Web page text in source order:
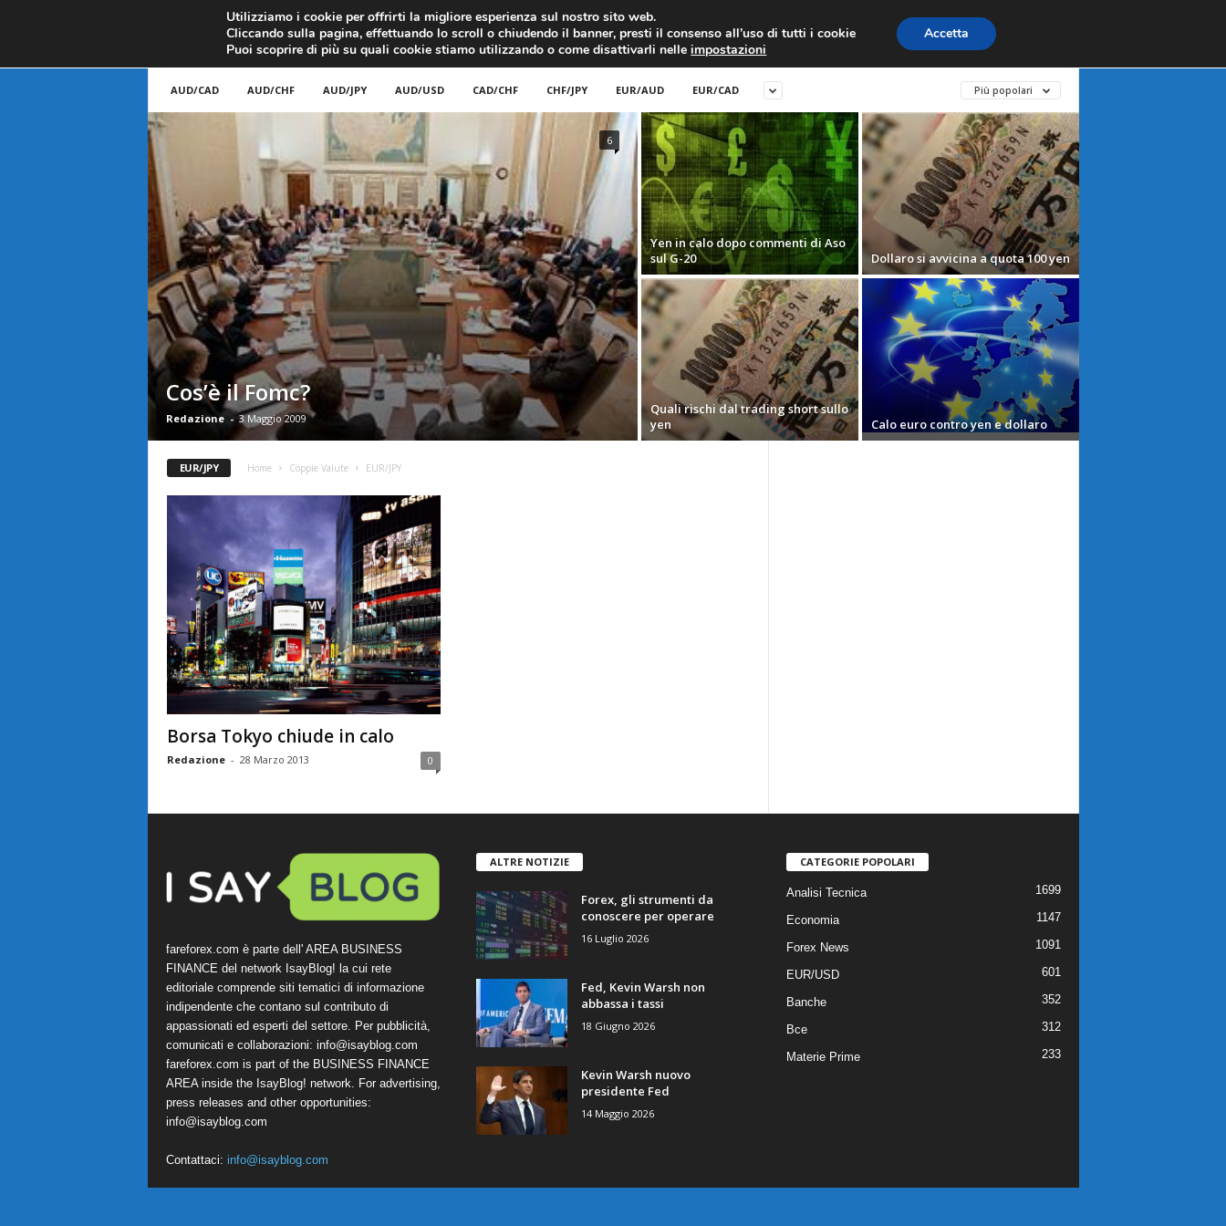
CANDELE GIAPPONESI ECONOMIA FOREX GRATIS FOREX NEWS FOREX SIGNALS FOREX TRADING
F
F
o
r
e
ANALISI TECNICA EURO/DOLLARO ECONOMIA FOREX NEWS
AUD/CAD AUD/CHF AUD/JPY AUD/USD CAD/CHF CHF/JPY EUR/AUD EUR/CAD Più popolari
Cos’è il Fomc?
Redazione - 3 Maggio 2009
6
Yen in calo dopo commenti di Aso
sul G-20
Dollaro si avvicina a quota 100 yen
Quali rischi dal trading short sullo
yen
Calo euro contro yen e dollaro
EUR/JPY Home Coppie Valute EUR/JPY
Borsa Tokyo chiude in calo
Redazione - 28 Marzo 2013 0
fareforex.com è parte dell' AREA BUSINESS
FINANCE del network IsayBlog! la cui rete
editoriale comprende siti tematici di informazione
indipendente che contano sul contributo di
appassionati ed esperti del settore. Per pubblicità,
comunicati e collaborazioni: info@isayblog.com
fareforex.com is part of the BUSINESS FINANCE
AREA inside the IsayBlog! network. For advertising,
press releases and other opportunities:
info@isayblog.com
Contattaci: info@isayblog.com
ALTRE NOTIZIE
Forex, gli strumenti da
conoscere per operare
16 Luglio 2026
Fed, Kevin Warsh non
abbassa i tassi
18 Giugno 2026
Kevin Warsh nuovo
presidente Fed
14 Maggio 2026
CATEGORIE POPOLARI
Analisi Tecnica 1699
Economia 1147
Forex News 1091
EUR/USD 601
Banche 352
Bce 312
Materie Prime 233
Utilizziamo i cookie per offrirti la migliore esperienza sul nostro sito web.
Cliccando sulla pagina, effettuando lo scroll o chiudendo il banner, presti il consenso all’uso di tutti i cookie
Puoi scoprire di più su quali cookie stiamo utilizzando o come disattivarli nelleimpostazioni
Accetta